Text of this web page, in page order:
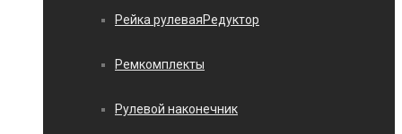
Рейка рулеваяРедуктор
Ремкомплекты
Рулевой наконечник